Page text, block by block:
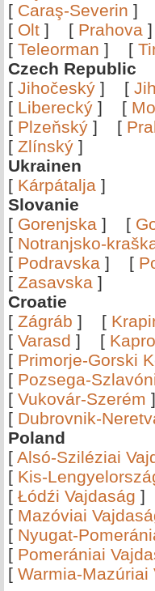
[ Caraş-Severin ]
[ Olt ] [ Prahova
[ Teleorman ] [
Czech Republic
[ Jihočeský ] [
[ Liberecký ] [
[ Plzeňský ] [
[ Zlínský ]
Ukrainen
[ Kárpátalja ]
Slovanie
[ Gorenjska ] [
[ Notranjsko-
[ Podravska ] [
[ Zasavska ]
Croatie
[ Zágráb ] [
[ Varasd ] [
[ Primorje-Gorski
[ Pozsega-
[ Vukovár-Szerém
[ Dubrovnik-
Poland
[ Alsó-Sziléziai
[ Kis-
[ Łódźi Vajdaság ]
[ Mazóviai
[ Nyugat-
[ Pomerániai
[ Warmia-Mazúriai